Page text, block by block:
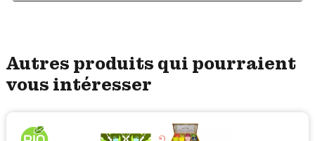
Autres produits qui pourraient
vous intéresser